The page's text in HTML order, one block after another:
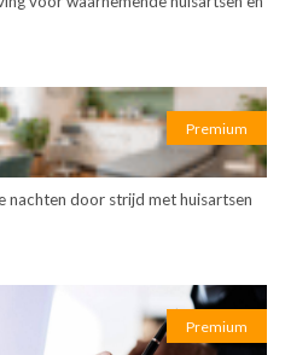
Premium
nachten door strijd met huisartsen
Premium